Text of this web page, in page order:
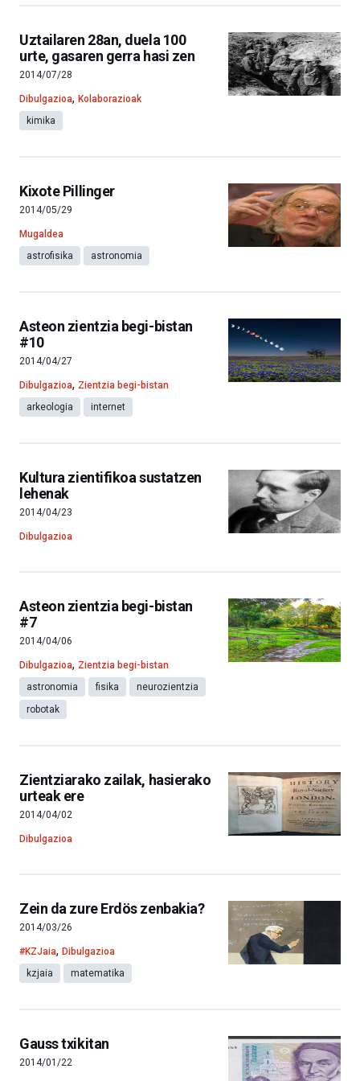
Uztailaren 28an, duela 100
urte, gasaren gerra hasi zen
2014/07/28
Dibulgazioa, Kolaborazioak
kimika
Kixote Pillinger
2014/05/29
Mugaldea
astrofisika
astronomia
Asteon zientzia begi-bistan
#10
2014/04/27
Dibulgazioa, Zientzia begi-bistan
arkeologia
internet
Kultura zientifikoa sustatzen
lehenak
2014/04/23
Dibulgazioa
Asteon zientzia begi-bistan
#7
2014/04/06
Dibulgazioa, Zientzia begi-bistan
astronomia
fisika
neurozientzia
robotak
Zientziarako zailak, hasierako
urteak ere
2014/04/02
Dibulgazioa
Zein da zure Erdös zenbakia?
2014/03/26
#KZJaia, Dibulgazioa
kzjaia
matematika
Gauss txikitan
2014/01/22